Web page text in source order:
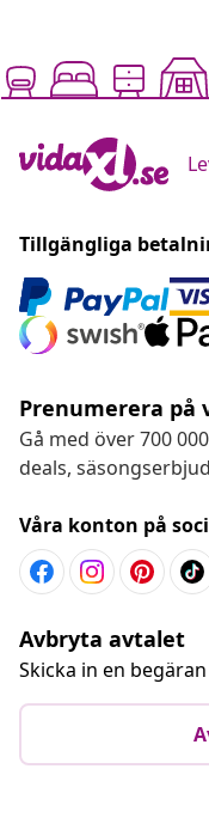
Tillgängliga
Prenumerera på
Gå med över 700
deals,
Våra konton på
Avbryta avtalet
Skicka in en